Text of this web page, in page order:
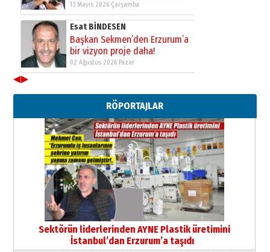
13 Mayıs 2026 Çarşamba
Esat BİNDESEN
Başkan Sekmen’den Erzurum’a
bir vizyon proje daha!
02 Ağustos 2026 Pazar
Erzurumspor’un köşe taşları
29 Haziran 2026 Pazartesi
Kenan GÜLERCİ
Murat Şahsuvaroğlu ERKON’da
çıtayı yukarı taşırken,
yönetimdekiler aşağı
çekmemeli!
17 Şubat 2026 Salı Orhan BOZKURT
Bir fotoğraf, bir şehir, bir
gazeteci… Dizginler kimin
elinde?
◀▶
RÖPORTAJLAR
Sektörün liderlerinden AYNE Plastik üretimini
İstanbul’dan Erzurum’a taşıdı